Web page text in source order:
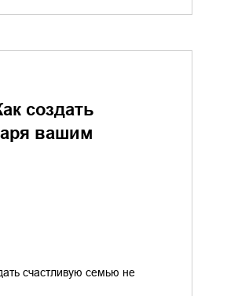
создать
вашим
счастливую семью не